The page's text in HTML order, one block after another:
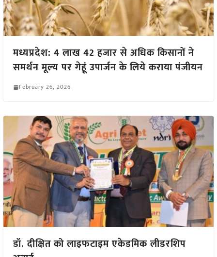
मध्यप्रदेश: 4 लाख 42 हजार से अधिक किसानों ने
समर्थन मूल्य पर गेहूं उपार्जन के लिये कराया पंजीयन
February 26, 2026
डॉ. दीक्षित को लाइफटाइम एकेडमिक लीडरशिप